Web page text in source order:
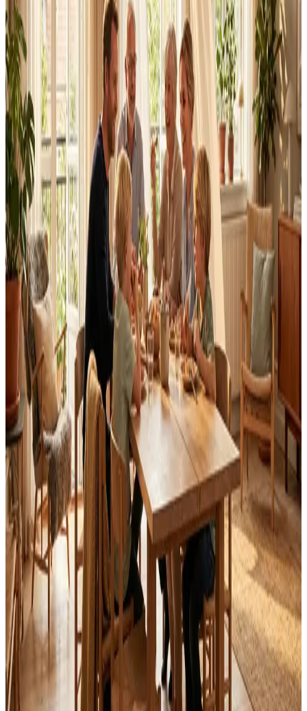
Fast pris uden overraskelser
Svar inden 24 timer